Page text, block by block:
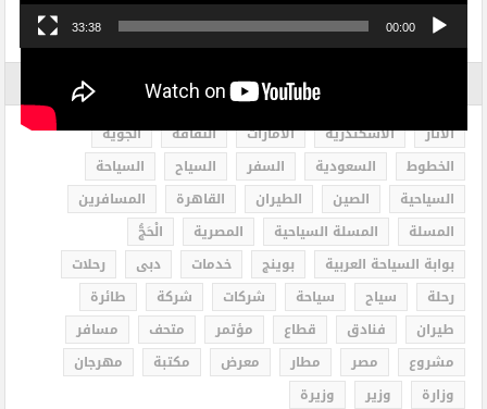
00:00
33:38
الاثار الاسكندرية الامارات الثقافة
الجوية
الخطوط
السعودية السفر السياح
السياحة
السياحية
الصين الطيران القاهرة
المسافرين
المسلة
المسلة السياحية المصرية
الْحَجُّ
بوابة السياحة العربية
بوينج خدمات دبى
رحلات
رحلة
سياح سياحة شركات شركة
طائرة
طيران
فنادق قطاع مؤتمر متحف
مسافر
مشروع
مصر مطار معرض مكتبة
مهرجان
وزارة
وزير وزيرة